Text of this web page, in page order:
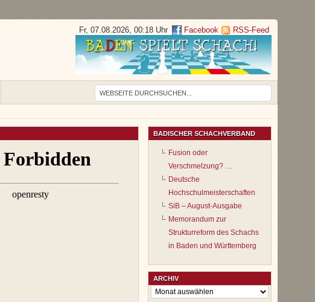
Fr, 07.08.2026, 00:18 Uhr Facebook RSS-Feed
BADISCHER SCHACHVERBAND
Fusion oder
Verschmelzung? …
Deutsche
Hochschulmeisterschaften
SiB – August-Ausgabe
Memorandum zur
Strukturreform des Schachs
in Baden und Württemberg
ARCHIV
Archiv